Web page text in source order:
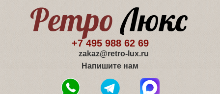
+7 495 988 62 69
zakaz@retro-lux.ru
Напишите нам